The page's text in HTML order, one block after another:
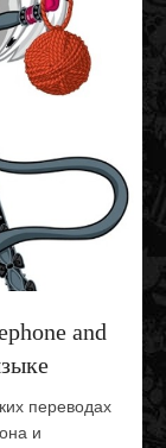
and
переводах
и